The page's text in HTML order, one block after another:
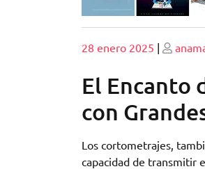
Publicado
28 enero 2025 |
El Encanto
con
Los cortometrajes,
capacidad de transmitir